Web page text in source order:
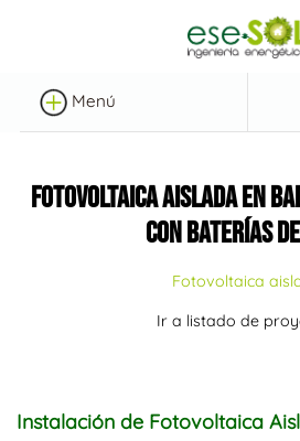
Menú
FOTOVOLTAICA AISLADA EN
CON BATERÍAS
Fotovoltaica
Ir a listado de
Instalación de Fotovoltaica